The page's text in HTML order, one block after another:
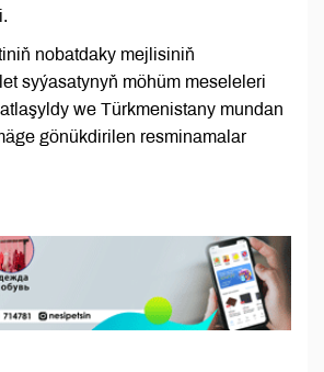
nobatdaky mejlisiniň
syýasatynyň möhüm meseleleri
we Türkmenistany mundan
gönükdirilen resminamalar